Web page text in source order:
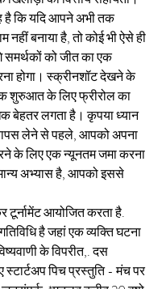
है कि यदि आपने अभी तक
नहीं बनाया है, तो कोई भी ऐसे ही
को जीत का एक
होगा। स्क्रीनशॉट देखने के
शुरुआत के लिए फ्रीरोल का
बेहतर लगता है। कृपया ध्यान
लेने से पहले, आपको अपना
के लिए एक न्यूनतम जमा करना
अभ्यास है, आपको इससे
आयोजित करता है.
है जहां एक व्यक्ति घटना
के विपरीत,. दस
पिच प्रस्तुति - मंच पर